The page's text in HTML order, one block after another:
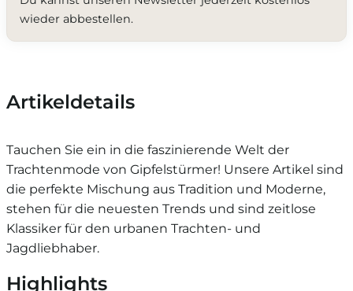
wieder abbestellen.
Artikeldetails
Tauchen Sie ein in die faszinierende Welt der
Trachtenmode von Gipfelstürmer! Unsere Artikel sind
die perfekte Mischung aus Tradition und Moderne,
stehen für die neuesten Trends und sind zeitlose
Klassiker für den urbanen Trachten- und
Jagdliebhaber.
Highlights